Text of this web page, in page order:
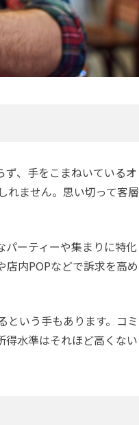
、手をこまねいているオ
れません。思い切って客層
ーティーや集まりに特化
内POPなどで訴求を高め
という手もあります。コミ
得水準はそれほど高くない